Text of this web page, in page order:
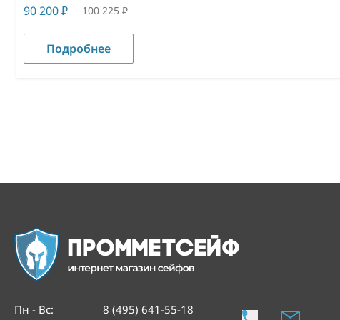
90 200₽ 100 225₽
Подробнее
Пн - Вс:
8 (495) 641-55-18